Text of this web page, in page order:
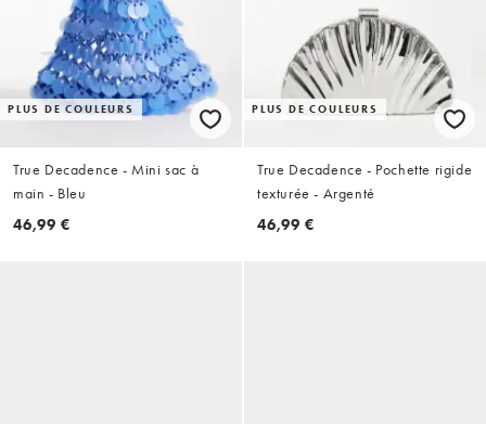
PLUS DE COULEURS
True Decadence - Mini sac à
main - Bleu
46,99 €
PLUS DE COULEURS
True Decadence - Pochette rigide
texturée - Argenté
46,99 €